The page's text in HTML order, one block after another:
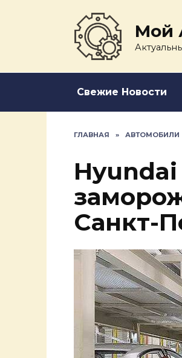
Мой
Свежие Новости
ГЛАВНАЯ » АВТОМОБИЛИ
Санкт-